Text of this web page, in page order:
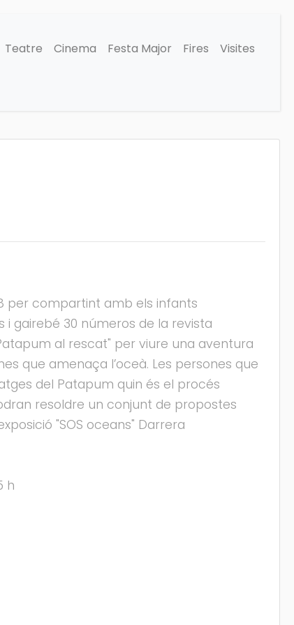
Teatre Cinema Festa Major Fires
Visites
per compartint amb els infants
i gairebé 30 números de la revista
al rescat" per viure una aventura
que amenaça l’oceà. Les persones que
del Patapum quin és el procés
resoldre un conjunt de propostes
"SOS oceans" Darrera
h